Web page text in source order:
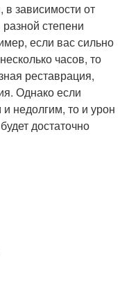
зависимости от
степени
если вас сильно
часов, то
реставрация,
Однако если
недолгим, то и урон
достаточно